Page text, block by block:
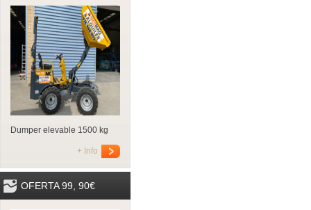
Dumper elevable 1500 kg
+ Info
OFERTA 99, 90€